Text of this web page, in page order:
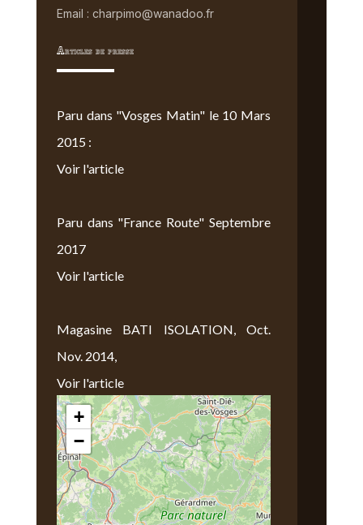
Email : charpimo@wanadoo.fr
Articles de presse
Paru dans "Vosges Matin" le 10 Mars
2015 :
Voir l'article
Paru dans "France Route" Septembre
2017
Voir l'article
Magasine BATI ISOLATION, Oct.
Nov. 2014,
Voir l'article
Nous Trouver
+
−